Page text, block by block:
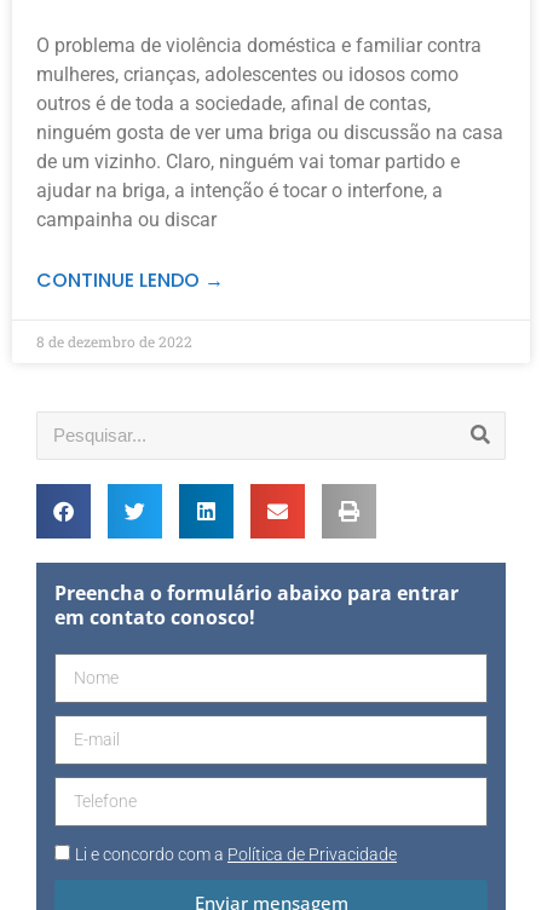
O problema de violência doméstica e familiar contra
mulheres, crianças, adolescentes ou idosos como
outros é de toda a sociedade, afinal de contas,
ninguém gosta de ver uma briga ou discussão na casa
de um vizinho. Claro, ninguém vai tomar partido e
ajudar na briga, a intenção é tocar o interfone, a
campainha ou discar
CONTINUE LENDO →
8 de dezembro de 2022
Preencha o formulário abaixo para entrar
em contato conosco!
Li e concordo com a Política de Privacidade
Enviar mensagem